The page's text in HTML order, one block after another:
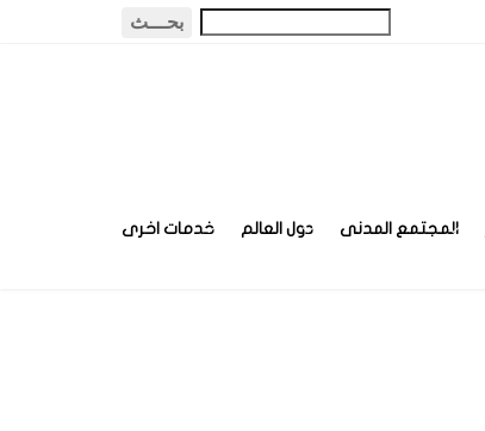
المجتمع المدنى دول العالم خدمات اخرى